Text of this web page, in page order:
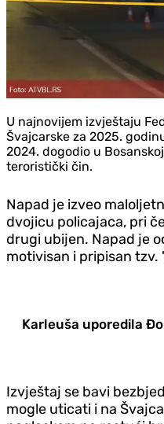
U najnovijem izvještaju
Švajcarske za 2025.
2024. dogodio u
teroristički čin.
Napad je izveo
dvojicu policajaca, pri
drugi ubijen. Napad je
motivisan i pripisan tzv.
Karleuša uporedila
Izvještaj se bavi
mogle uticati i na